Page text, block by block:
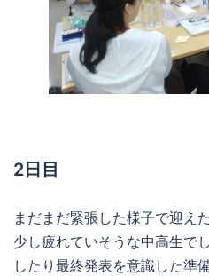
2日目
まだまだ緊張した様子で迎え
少し疲れていそうな中高生で
したり最終発表を意識した準